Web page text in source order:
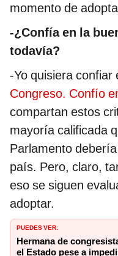
momento de
-¿Confía en la
todavía?
-Yo quisiera confiar
Congreso. Confío
compartan estos
mayoría calificada
Parlamento
país. Pero, claro,
eso se siguen
adoptar.
PUEDES VER:
Hermana de
el Estado pese a